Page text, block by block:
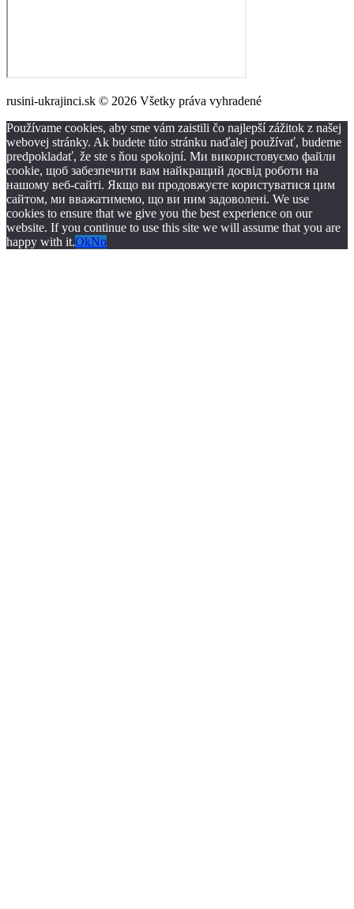
rusini-ukrajinci.sk © 2026 Všetky práva vyhradené
Používame cookies, aby sme vám zaistili čo najlepší zážitok z našej
webovej stránky. Ak budete túto stránku naďalej používať, budeme
predpokladať, že ste s ňou spokojní. Ми використовуємо файли
cookie, щоб забезпечити вам найкращий досвід роботи на
нашому веб-сайті. Якщо ви продовжуєте користуватися цим
сайтом, ми вважатимемо, що ви ним задоволені. We use
cookies to ensure that we give you the best experience on our
website. If you continue to use this site we will assume that you are
happy with it.OkNo